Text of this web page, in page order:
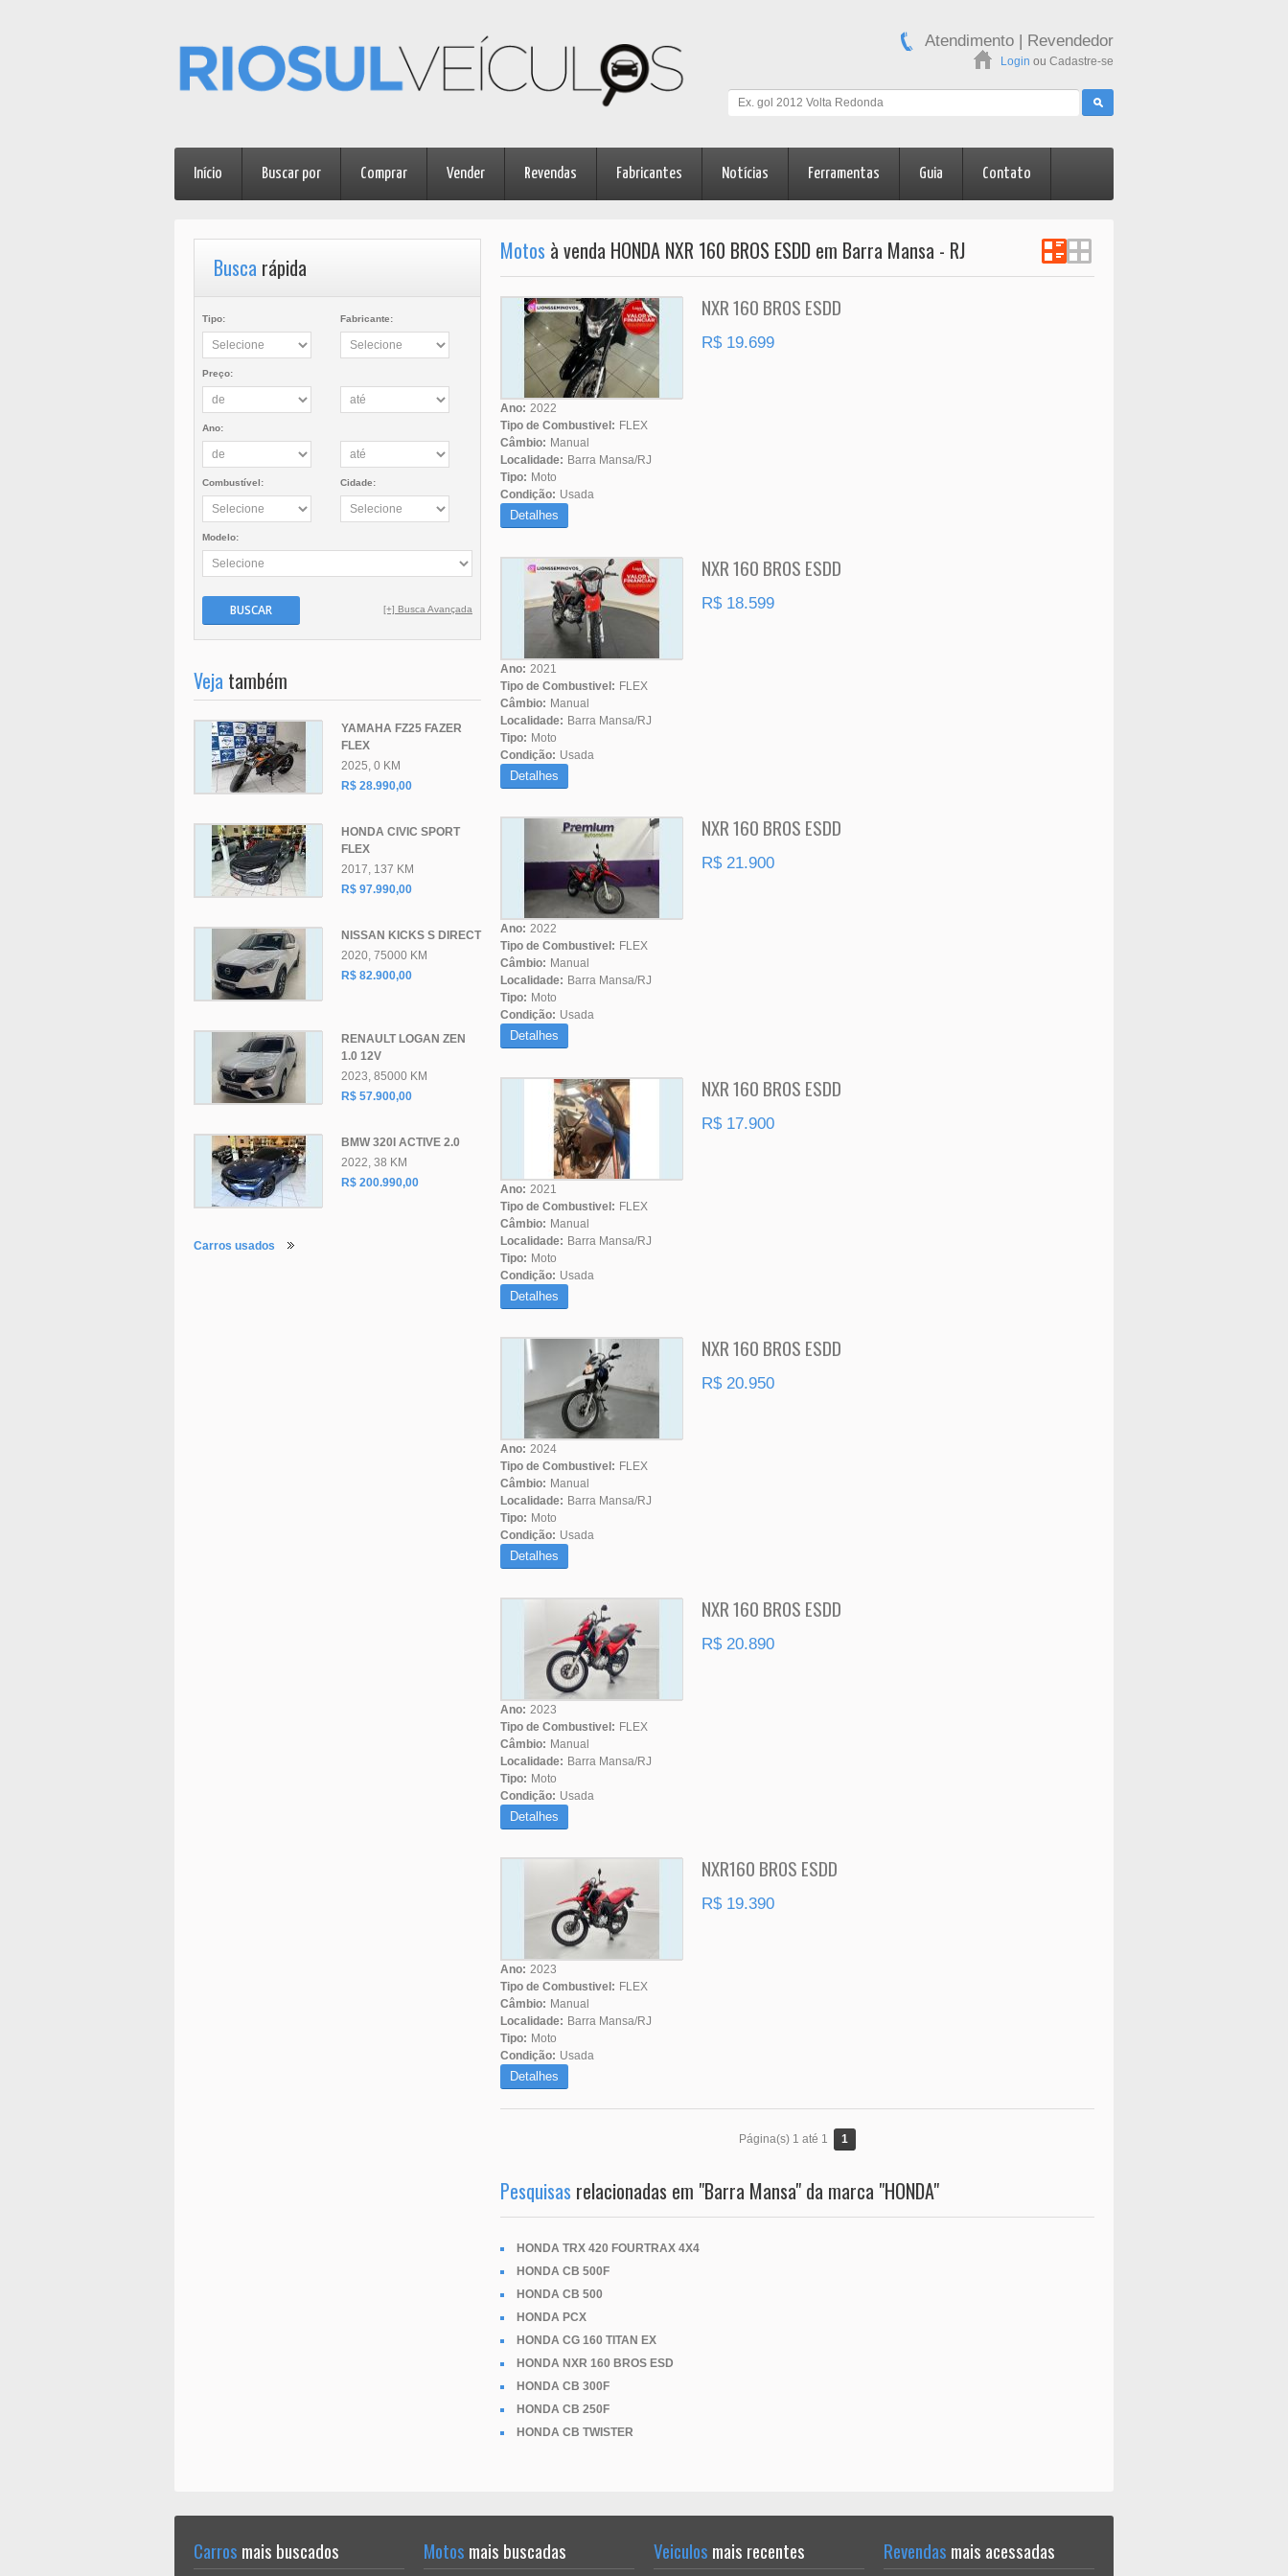
Atendimento | Revendedor
Login ou Cadastre-se
Início Buscar por Comprar Vender Revendas Fabricantes Notícias Ferramentas Guia Contato
Motos à venda HONDA NXR 160 BROS ESDD em Barra Mansa - RJ
NXR 160 BROS ESDD
R$ 19.699
Ano: 2022
Tipo de Combustivel: FLEX
Câmbio: Manual
Localidade: Barra Mansa/RJ
Tipo: Moto
Condição: Usada
Detalhes
NXR 160 BROS ESDD
R$ 18.599
Ano: 2021
Tipo de Combustivel: FLEX
Câmbio: Manual
Localidade: Barra Mansa/RJ
Tipo: Moto
Condição: Usada
Detalhes
NXR 160 BROS ESDD
R$ 21.900
Ano: 2022
Tipo de Combustivel: FLEX
Câmbio: Manual
Localidade: Barra Mansa/RJ
Tipo: Moto
Condição: Usada
Detalhes
NXR 160 BROS ESDD
R$ 17.900
Ano: 2021
Tipo de Combustivel: FLEX
Câmbio: Manual
Localidade: Barra Mansa/RJ
Tipo: Moto
Condição: Usada
Detalhes
NXR 160 BROS ESDD
R$ 20.950
Ano: 2024
Tipo de Combustivel: FLEX
Câmbio: Manual
Localidade: Barra Mansa/RJ
Tipo: Moto
Condição: Usada
Detalhes
NXR 160 BROS ESDD
R$ 20.890
Ano: 2023
Tipo de Combustivel: FLEX
Câmbio: Manual
Localidade: Barra Mansa/RJ
Tipo: Moto
Condição: Usada
Detalhes
NXR160 BROS ESDD
R$ 19.390
Ano: 2023
Tipo de Combustivel: FLEX
Câmbio: Manual
Localidade: Barra Mansa/RJ
Tipo: Moto
Condição: Usada
Detalhes
Página(s) 1 até 1 1
Pesquisas relacionadas em "Barra Mansa" da marca "HONDA"
HONDA TRX 420 FOURTRAX 4X4
HONDA CB 500F
HONDA CB 500
HONDA PCX
HONDA CG 160 TITAN EX
HONDA NXR 160 BROS ESD
HONDA CB 300F
HONDA CB 250F
HONDA CB TWISTER
Busca rápida
Tipo: Fabricante:
Preço:
Ano:
Combustível: Cidade:
Modelo:
BUSCAR [+] Busca Avançada
Veja também
YAMAHA FZ25 FAZER
FLEX
2025, 0 KM
R$ 28.990,00
HONDA CIVIC SPORT
FLEX
2017, 137 KM
R$ 97.990,00
NISSAN KICKS S DIRECT
2020, 75000 KM
R$ 82.900,00
RENAULT LOGAN ZEN
1.0 12V
2023, 85000 KM
R$ 57.900,00
BMW 320I ACTIVE 2.0
2022, 38 KM
R$ 200.990,00
Carros usados
Carros mais buscados Motos mais buscadas Veiculos mais recentes Revendas mais acessadas